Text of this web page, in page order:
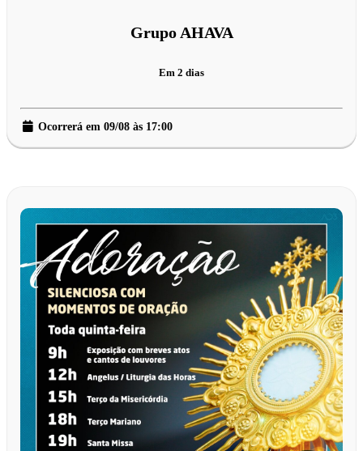
Grupo AHAVA
Em 2 dias
Ocorrerá em 09/08 às 17:00